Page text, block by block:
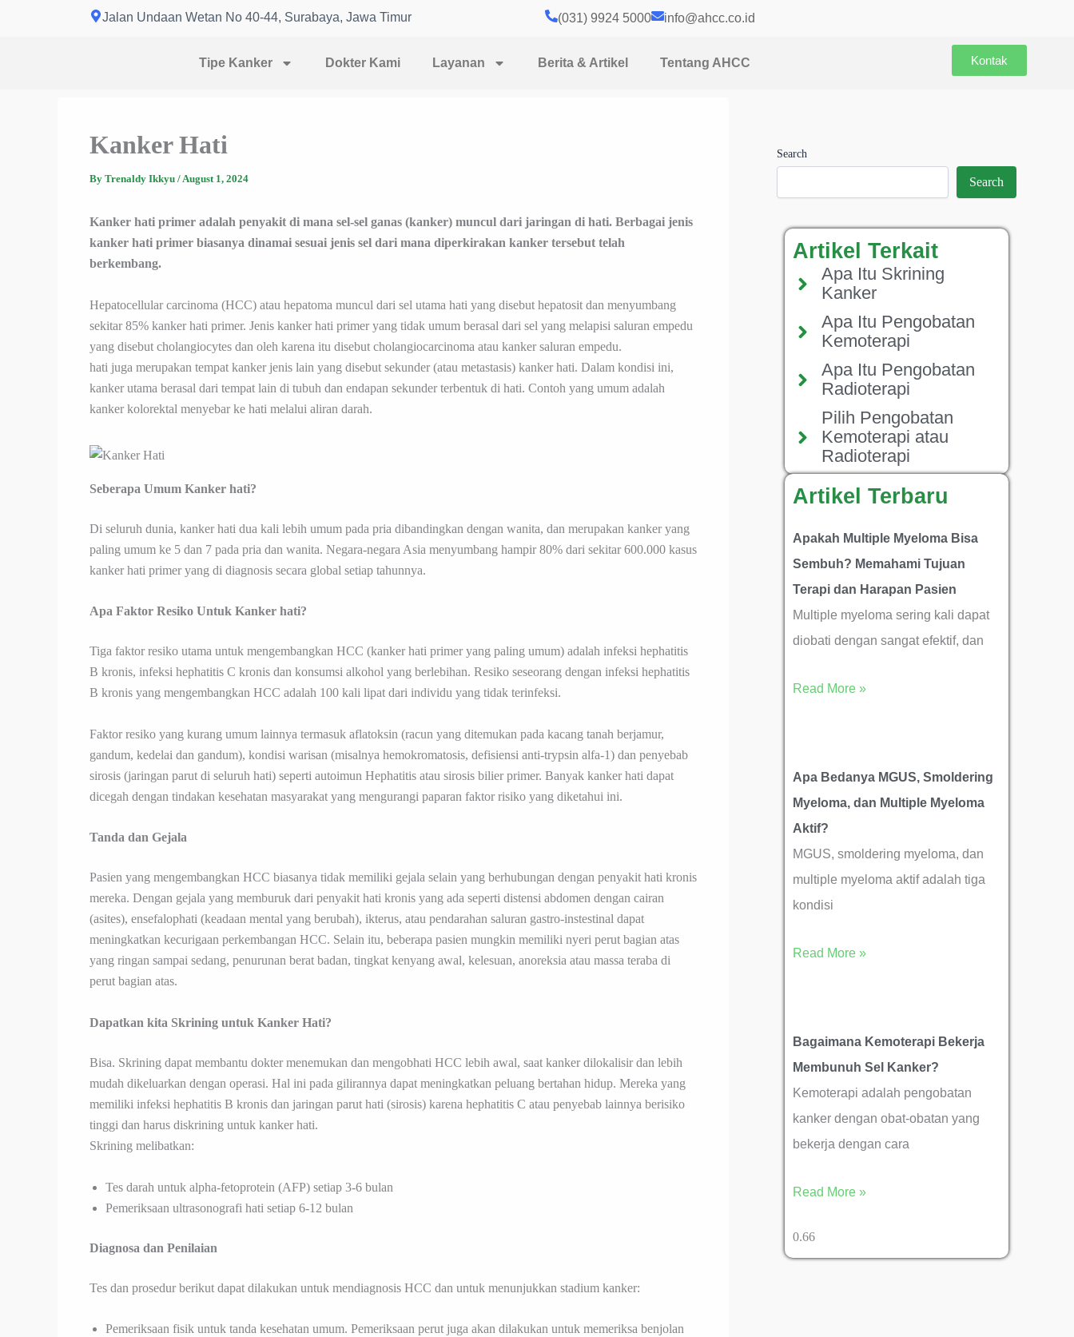
Jalan Undaan Wetan No 40-44, Surabaya, Jawa Timur (031) 9924 5000 info@ahcc.co.id
Tipe Kanker Dokter Kami Layanan Berita & Artikel Tentang AHCC Kontak
Kanker Hati
By Trenaldy Ikkyu /August 1, 2024
Kanker hati primer adalah penyakit di mana sel-sel ganas (kanker) muncul dari jaringan di hati. Berbagai jenis
kanker hati primer biasanya dinamai sesuai jenis sel dari mana diperkirakan kanker tersebut telah
berkembang.
Hepatocellular carcinoma (HCC) atau hepatoma muncul dari sel utama hati yang disebut hepatosit dan menyumbang
sekitar 85% kanker hati primer. Jenis kanker hati primer yang tidak umum berasal dari sel yang melapisi saluran empedu
yang disebut cholangiocytes dan oleh karena itu disebut cholangiocarcinoma atau kanker saluran empedu.
hati juga merupakan tempat kanker jenis lain yang disebut sekunder (atau metastasis) kanker hati. Dalam kondisi ini,
kanker utama berasal dari tempat lain di tubuh dan endapan sekunder terbentuk di hati. Contoh yang umum adalah
kanker kolorektal menyebar ke hati melalui aliran darah.
Seberapa Umum Kanker hati?
Di seluruh dunia, kanker hati dua kali lebih umum pada pria dibandingkan dengan wanita, dan merupakan kanker yang
paling umum ke 5 dan 7 pada pria dan wanita. Negara-negara Asia menyumbang hampir 80% dari sekitar 600.000 kasus
kanker hati primer yang di diagnosis secara global setiap tahunnya.
Apa Faktor Resiko Untuk Kanker hati?
Tiga faktor resiko utama untuk mengembangkan HCC (kanker hati primer yang paling umum) adalah infeksi hephatitis
B kronis, infeksi hephatitis C kronis dan konsumsi alkohol yang berlebihan. Resiko seseorang dengan infeksi hephatitis
B kronis yang mengembangkan HCC adalah 100 kali lipat dari individu yang tidak terinfeksi.
Faktor resiko yang kurang umum lainnya termasuk aflatoksin (racun yang ditemukan pada kacang tanah berjamur,
gandum, kedelai dan gandum), kondisi warisan (misalnya hemokromatosis, defisiensi anti-trypsin alfa-1) dan penyebab
sirosis (jaringan parut di seluruh hati) seperti autoimun Hephatitis atau sirosis bilier primer. Banyak kanker hati dapat
dicegah dengan tindakan kesehatan masyarakat yang mengurangi paparan faktor risiko yang diketahui ini.
Tanda dan Gejala
Pasien yang mengembangkan HCC biasanya tidak memiliki gejala selain yang berhubungan dengan penyakit hati kronis
mereka. Dengan gejala yang memburuk dari penyakit hati kronis yang ada seperti distensi abdomen dengan cairan
(asites), ensefalophati (keadaan mental yang berubah), ikterus, atau pendarahan saluran gastro-instestinal dapat
meningkatkan kecurigaan perkembangan HCC. Selain itu, beberapa pasien mungkin memiliki nyeri perut bagian atas
yang ringan sampai sedang, penurunan berat badan, tingkat kenyang awal, kelesuan, anoreksia atau massa teraba di
perut bagian atas.
Dapatkan kita Skrining untuk Kanker Hati?
Bisa. Skrining dapat membantu dokter menemukan dan mengobhati HCC lebih awal, saat kanker dilokalisir dan lebih
mudah dikeluarkan dengan operasi. Hal ini pada gilirannya dapat meningkatkan peluang bertahan hidup. Mereka yang
memiliki infeksi hephatitis B kronis dan jaringan parut hati (sirosis) karena hephatitis C atau penyebab lainnya berisiko
tinggi dan harus diskrining untuk kanker hati.
Skrining melibatkan:
Tes darah untuk alpha-fetoprotein (AFP) setiap 3-6 bulan
Pemeriksaan ultrasonografi hati setiap 6-12 bulan
Diagnosa dan Penilaian
Tes dan prosedur berikut dapat dilakukan untuk mendiagnosis HCC dan untuk menunjukkan stadium kanker:
Pemeriksaan fisik untuk tanda kesehatan umum. Pemeriksaan perut juga akan dilakukan untuk memeriksa benjolan
Search
Search
Artikel Terkait
Apa Itu Skrining
Kanker
Apa Itu Pengobatan
Kemoterapi
Apa Itu Pengobatan
Radioterapi
Pilih Pengobatan
Kemoterapi atau
Radioterapi
Artikel Terbaru
Apakah Multiple Myeloma Bisa
Sembuh? Memahami Tujuan
Terapi dan Harapan Pasien
Multiple myeloma sering kali dapat
diobati dengan sangat efektif, dan
Read More »
Apa Bedanya MGUS, Smoldering
Myeloma, dan Multiple Myeloma
Aktif?
MGUS, smoldering myeloma, dan
multiple myeloma aktif adalah tiga
kondisi
Read More »
Bagaimana Kemoterapi Bekerja
Membunuh Sel Kanker?
Kemoterapi adalah pengobatan
kanker dengan obat-obatan yang
bekerja dengan cara
Read More »